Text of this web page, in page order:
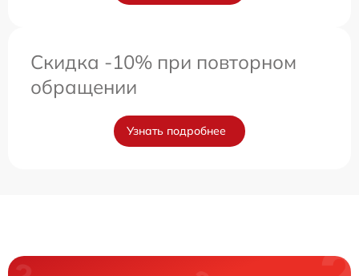
Скидка -10% при повторном
обращении
Узнать подробнее